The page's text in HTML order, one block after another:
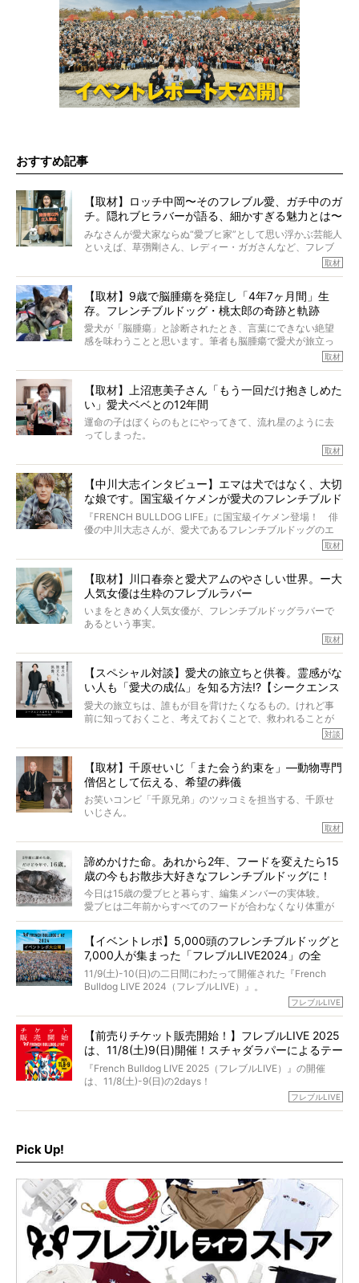
おすすめ記事
【取材】ロッチ中岡〜そのフレブル愛、ガチ中のガ
チ。隠れブヒラバーが語る、細かすぎる魅力とは〜
【前編】
みなさんが愛犬家ならぬ“愛ブヒ家”として思い浮かぶ芸能人
といえば、草彅剛さん、レディー・ガガさんなど、フレブ
ルを飼っている方が多いと思います。が、ロッチ中岡さん
んのインスタグラムを覗くと、たくさんのフレブルアカウ
ントがフォローされていて、わが『FRENCH BULLDOG
LIFE』モデルのnicoやトーラスも、その中の一頭。
そんな中岡さんに、フレブルの魅力を語っていただきまし
た。そのブヒ愛っぷりは、思ってた以上！ ガチ中のガチ
取材
【取材】9歳で脳腫瘍を発症し「4年7ヶ月間」生
存。フレンチブルドッグ・桃太郎の奇跡と軌跡
愛犬が「脳腫瘍」と診断されたとき、言葉にできない絶望
感を味わうことと思います。筆者も脳腫瘍で愛犬が旅立っ
たひとり。だからこそ、どれほど厄介で困難な病気かを理
ところが、フレンチブルドッグの桃太郎は9歳で脳腫瘍を発
症し、なんと4年7ヶ月間も生き抜いたのです。旅立ったと
きの年齢は13歳と11ヶ月、レジェンド級のレジェンドでし
た。さらには、治療後3年間は一度も発作が起きなかったと
いいます。
この事実はフレンチブルドッグだけでなく、脳腫瘍と闘う
太郎のオーナーである佐藤さんご夫婦に、治療の選択やケ
アについて詳しくお話しをうかがいました。
取材
【取材】上沼恵美子さん「もう一回だけ抱きしめた
い」愛犬ベベとの12年間
運命の子はぼくらのもとにやってきて、流れ星のように去
ってしまった。
り添いたいと思う。
その悲しみをいますぐ解消することはできないが、話をき
いて、泣いたり笑ったりするのもいいだろう。
こんな子だった、こんなにいい子だった、ほんとうに愛し
ていたと。
ぼくらは上沼恵美子さんのご自宅へ伺って、お話をきこう
と思った。
取材
【中川大志インタビュー】エマは犬ではなく、大切
な娘です。国宝級イケメンが愛犬のフレンチブルド
ッグと一緒に登場
『FRENCH BULLDOG LIFE』に国宝級イケメン登場！ 俳
優の中川大志さんが、愛犬であるフレンチブルドッグのエ
マちゃん（2歳の女の子）にメロメロとの情報を聞きつけ、
カエピソードが次から次へと飛び出しました。
取材
【取材】川口春奈と愛犬アムのやさしい世界。ー大
人気女優は生粋のフレブルラバー
いまをときめく人気女優が、フレンチブルドッグラバーで
あるという事実。
とりを目の当たりにするほどに、そのフレンチブルドッグ
愛がわたしたちのそれとまったく同じであることに、なん
だかうれしくなってしまったのでした。
春奈さんとアムちゃんのすてきな暮らしを、BUHI編集長の
小西がいつくしみながら、切り取らせていただきます。
取材
【スペシャル対談】愛犬の旅立ちと供養。霊感がな
い人も「愛犬の成仏」を知る方法!?【シークエンス
はやとも×PELI】
愛犬の旅立ちは、誰もが目を背けたくなるもの。けれど事
前に知っておくこと、考えておくことで、救われることが
力をもつお笑い芸人「シークエンスはやとも」さんに、愛
犬の旅立ちや供養についてインタビュー。
インタビュアー兼対談相手は、大の犬好きで心霊分野の知
識にも長けているPELIさん。
「愛犬が旅立ったあと、ベッドやおもちゃはどうすればい
くれる？」
さらには、霊感がない人でも愛犬が成仏したことを知る方
法まで。
お笑い芸人だからこそ暗くなりすぎない、むしろ心がスッ
と軽くなる。
永久保存版のスペシャル対談です！
対談
【取材】千原せいじ「また会う約束を」―動物専門
僧侶として伝える、希望の葬儀
お笑いコンビ「千原兄弟」のツッコミを担当する、千原せ
いじさん。
た。
僧侶としての名は「靖賢（せいけん）」。
当時54歳という年齢にして、なぜ動物専門僧侶という道を
選んだのか。
また、愛犬の旅立ちとどのように向き合うべきなのか。
た。
取材
諦めかけた命。あれから2年、フードを変えたら15
歳の今もお散歩大好きなフレンチブルドッグに！
今日は15歳の愛ブヒと暮らす、編集メンバーの実体験。
愛ブヒは二年前からすべてのフードが合わなくなり体重が
激減。検査をしても異常はなく「年齢のせいですね…」と言
もう諦めるしかないのかな…そんなとき、我が家に届いたの
が「THE fu-do(ザ・フード)」の試食品でした。
そして「THE fu-do(ザ・フード)」を食べつづけて二年、愛
ブヒは15歳になり、今も元気にお散歩をしています。
今回は、二年前の絶望から今までを包み隠さず、時系列で
【イベントレポ】5,000頭のフレンチブルドッグと
7,000人が集まった「フレブルLIVE2024」の全
貌！
11/9(土)-10(日)の二日間にわたって開催された『French
Bulldog LIVE 2024（フレブルLIVE）』。
今年はのべ5,000頭のフレンチブルドッグと7,000人のフレ
day1の司会はフレブルラバーのロッチさん。day2の音楽フ
ェスには世代ど真ん中のPUFFYが出演するなど、例年以上
に豪華なラインナップ。
北は北海道、南は鹿児島県から。全国のフレンチブルドッ
グが一堂に会した「フレブルLIVE2024」の模様を、詳しく
フレブルLIVE
【前売りチケット販売開始！】フレブルLIVE 2025
は、11/8(土)9(日)開催！スチャダラパーによるテー
マソング制作も決定
『French Bulldog LIVE 2025（フレブルLIVE）』の開催
は、11/8(土)-9(日)の2days！
お得な前売りチケット、いよいよ販売スタートです！
ど、内容盛りだくさんでお送りしていますので、最後まで
お見逃しなく！
フレブルLIVE
Pick Up!